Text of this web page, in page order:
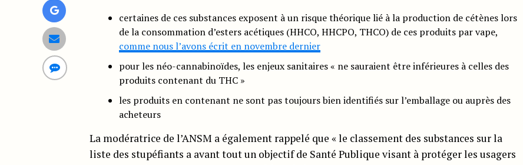
certaines de ces substances exposent à un risque théorique lié à la production de cétènes lors
de la consommation d’esters acétiques (HHCO, HHCPO, THCO) de ces produits par vape,
comme nous l’avons écrit en novembre dernier
pour les néo-cannabinoïdes, les enjeux sanitaires « ne sauraient être inférieures à celles des
produits contenant du THC »
les produits en contenant ne sont pas toujours bien identifiés sur l’emballage ou auprès des
acheteurs
La modératrice de l’ANSM a également rappelé que « le classement des substances sur la
liste des stupéfiants a avant tout un objectif de Santé Publique visant à protéger les usagers